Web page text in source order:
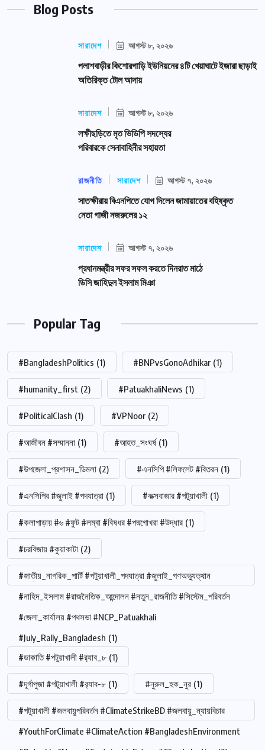
Blog Posts
সারাদেশ আগস্ট ৮, ২০২৬
পলাশবাড়ীর কিশোরগাড়ি ইউনিয়নের ৪টি খেয়াঘাটে ইজারা ছাড়াই
অতিরিক্ত টোল আদায়
সারাদেশ আগস্ট ৮, ২০২৬
লক্ষীছড়িতে মৃত ভিডিপি সদস্যের
পরিবারকে সেনাবাহিনীর সহায়তা
রাজনীতি সারাদেশ আগস্ট ৭, ২০২৬
সাতক্ষীরায় বিএনপিতে যোগ দিলেন জামায়াতের বহিষ্কৃত
নেতা গাজী নজরুলের ১২
সারাদেশ আগস্ট ৭, ২০২৬
প্রধানমন্ত্রীর সফর সফল করতে দিনরাত মাঠে
ডিসি জাহিদুল ইসলাম মিঞা
Popular Tag
#BangladeshPolitics (1) #BNPvsGonoAdhikar (1)
#humanity_first (2) #PatuakhaliNews (1)
#PoliticalClash (1) #VPNoor (2)
#আজীবন #সম্মাননা (1) #আহত_সংঘর্ষ (1)
#উপজেলা_প্রশাসন_ডিমলা (2) #এনসিপি #লিফলেট #বিতরন (1)
#এনসিপির #জুলাই #পদযাত্রা (1) #কক্সবাজার #পটুয়াখালী (1)
#কলাপাড়ায় #৬ #ফুট #লম্বা #বিষধর #পদ্মগোখরা #উদ্ধার (1)
#চরবিজায় #কুয়াকাটা (2)
#জাতীয়_নাগরিক_পার্টি #পটুয়াখালী_পদযাত্রা #জুলাই_গণঅভ্যুত্থান
#নাহিদ_ইসলাম #রাজনৈতিক_আন্দোলন #নতুন_রাজনীতি #সিস্টেম_পরিবর্তন
#জেলা_কার্যালয় #পথসভা #NCP_Patuakhali
#July_Rally_Bangladesh (1)
#ডাকাতি #পটুয়াখালী #র‍্যাব_৮ (1)
#দূর্গাপুজা #পটুয়াখালী #র‍্যাব-৮ (1) #নুরুল_হক_নুর (1)
#পটুয়াখালী #জলবায়ুপরিবর্তন #ClimateStrikeBD #জলবায়ু_ন্যায়বিচার
#YouthForClimate #ClimateAction #BangladeshEnvironment